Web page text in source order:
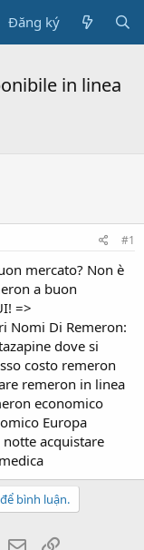
Đăng ký
in linea
#1
mercato? Non è
a buon
=>
Nomi Di Remeron:
dove si
costo remeron
remeron in linea
economico
Europa
acquistare
bình luận.
WhatsApp
Email